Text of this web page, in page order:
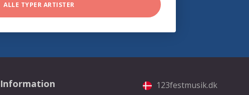
ALLE TYPER ARTISTER
Information
123festmusik.dk